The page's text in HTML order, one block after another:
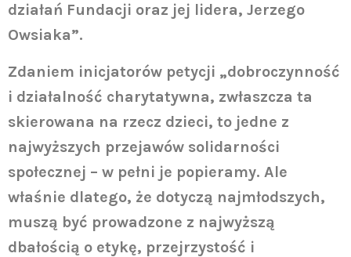
działań Fundacji oraz jej lidera, Jerzego
Owsiaka”.
Zdaniem inicjatorów petycji „dobroczynność
i działalność charytatywna, zwłaszcza ta
skierowana na rzecz dzieci, to jedne z
najwyższych przejawów solidarności
społecznej – w pełni je popieramy. Ale
właśnie dlatego, że dotyczą najmłodszych,
muszą być prowadzone z najwyższą
dbałością o etykę, przejrzystość i